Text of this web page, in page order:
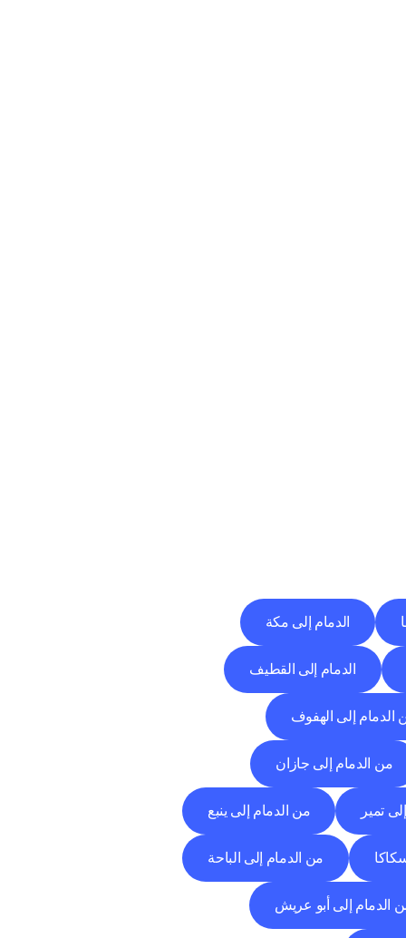
الدمام إلى مكة
الدمام إلى القطيف
الدمام إلى الهفوف
من الدمام إلى جازان
تمير من الدمام إلى ينبع
من الدمام إلى الباحة
الدمام إلى أبو عريش